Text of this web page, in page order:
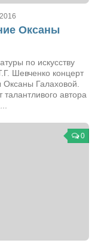
Оксаны
по искусству
Шевченко концерт
Оксаны Галаховой.
автора
0